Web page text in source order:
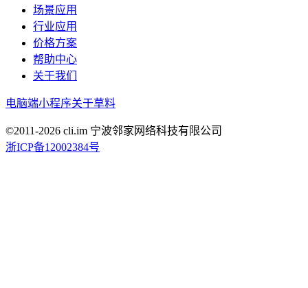
场景应用
行业应用
价格方案
帮助中心
关于我们
电脑端小程序关于草料
©2011-2026 cli.im 宁波邻家网络科技有限公司
浙ICP备12002384号